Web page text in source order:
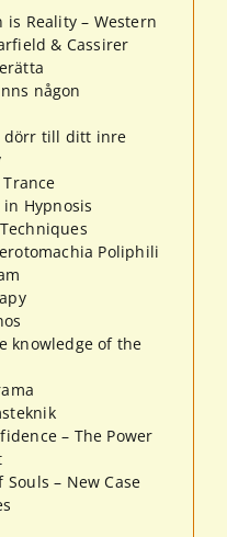
is Reality – Western
& Cassirer
någon
dörr till ditt inre
Hypnosis
Poliphili
knowledge of the
– The Power
– New Case